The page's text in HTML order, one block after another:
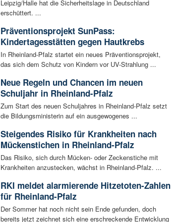
Leipzig/Halle hat die Sicherheitslage in Deutschland
erschüttert. ...
Präventionsprojekt SunPass:
Kindertagesstätten gegen Hautkrebs
In Rheinland-Pfalz startet ein neues Präventionsprojekt,
das sich dem Schutz von Kindern vor UV-Strahlung ...
Neue Regeln und Chancen im neuen
Schuljahr in Rheinland-Pfalz
Zum Start des neuen Schuljahres in Rheinland-Pfalz setzt
die Bildungsministerin auf ein ausgewogenes ...
Steigendes Risiko für Krankheiten nach
Mückenstichen in Rheinland-Pfalz
Das Risiko, sich durch Mücken- oder Zeckenstiche mit
Krankheiten anzustecken, wächst in Rheinland-Pfalz. ...
RKI meldet alarmierende Hitzetoten-Zahlen
für Rheinland-Pfalz
Der Sommer hat noch nicht sein Ende gefunden, doch
bereits jetzt zeichnet sich eine erschreckende Entwicklung